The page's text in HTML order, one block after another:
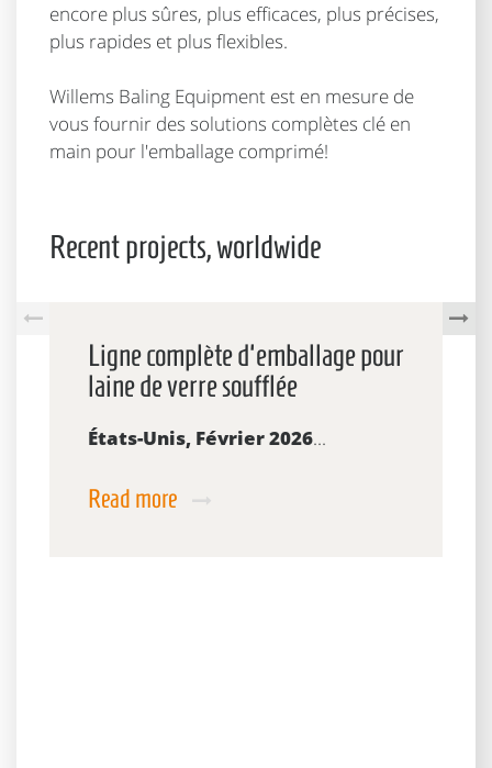
encore plus sûres, plus efficaces, plus précises,
plus rapides et plus flexibles.
Willems Baling Equipment est en mesure de
vous fournir des solutions complètes clé en
main pour l'emballage comprimé!
Recent projects, worldwide
Ligne complète d'emballage pour
laine de verre soufflée
États-Unis, Février 2026...
Read more